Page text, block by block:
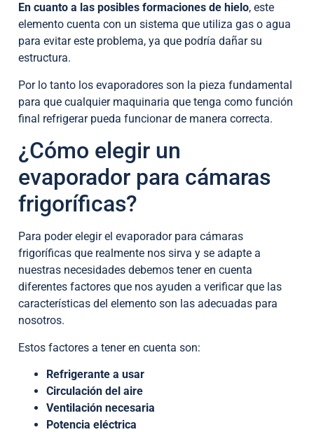
En cuanto a las posibles formaciones de hielo, este
elemento cuenta con un sistema que utiliza gas o agua
para evitar este problema, ya que podría dañar su
estructura.
Por lo tanto los evaporadores son la pieza fundamental
para que cualquier maquinaria que tenga como función
final refrigerar pueda funcionar de manera correcta.
¿Cómo elegir un
evaporador para cámaras
frigoríficas?
Para poder elegir el evaporador para cámaras
frigoríficas que realmente nos sirva y se adapte a
nuestras necesidades debemos tener en cuenta
diferentes factores que nos ayuden a verificar que las
características del elemento son las adecuadas para
nosotros.
Estos factores a tener en cuenta son:
Refrigerante a usar
Circulación del aire
Ventilación necesaria
Potencia eléctrica